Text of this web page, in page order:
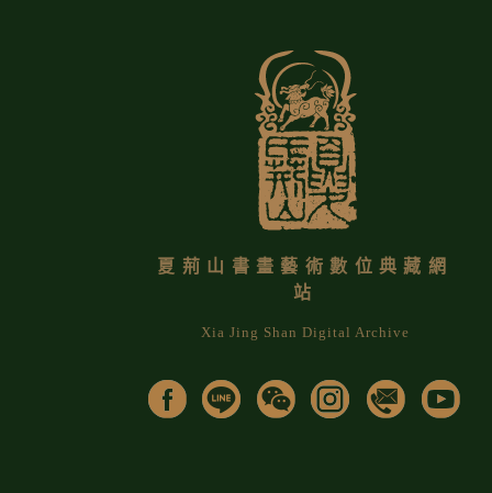
夏荊山書畫藝術數位典藏網
站
Xia Jing Shan Digital Archive